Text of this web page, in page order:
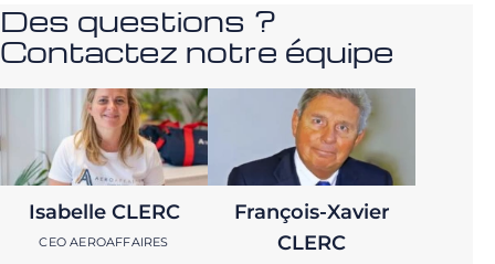
Des questions ?
Contactez notre équipe
Isabelle CLERC
CEO AEROAFFAIRES
François-Xavier
CLERC